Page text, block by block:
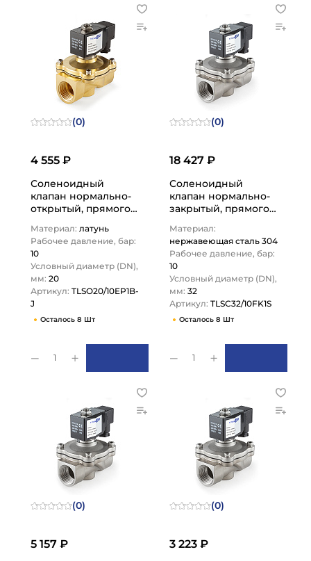
(0)
4 555 ₽
Соленоидный
клапан нормально-
открытый, прямого
Латунь/EPDM, DN20,
…
Материал: латунь
Рабочее давление, бар:
10
Условный диаметр (DN),
мм: 20
Артикул: TLSO20/10EP1B-
J
Осталось 8 Шт
1
(0)
18 427 ₽
Соленоидный
клапан нормально-
закрытый, прямого
Нерж.304/FKM, DN32,
…
Материал:
нержавеющая сталь 304
Рабочее давление, бар:
10
Условный диаметр (DN),
мм: 32
Артикул: TLSC32/10FK1S
Осталось 8 Шт
1
(0)
5 157 ₽
(0)
3 223 ₽